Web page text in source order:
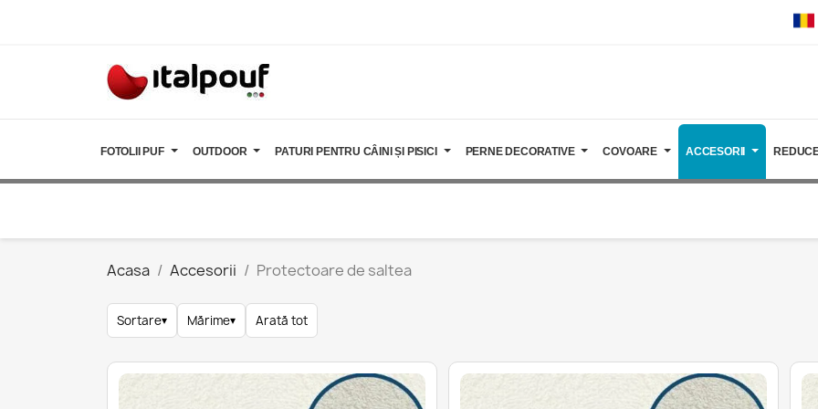
FOTOLII PUF OUTDOOR PATURI PENTRU CÂINI ȘI PISICI PERNE DECORATIVE COVOARE ACCESORII
Acasa Accesorii Protectoare de saltea
Sortare▾ Mărime▾ Arată tot